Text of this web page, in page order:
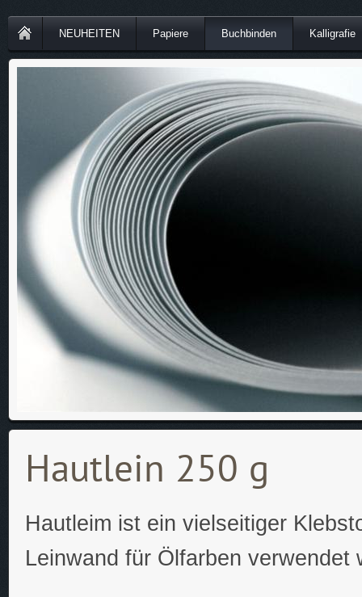
NEUHEITEN Papiere Buchbinden Kalligrafie
Hautlein 250 g
Hautleim ist ein vielseitiger
Leinwand für Ölfarben verwendet